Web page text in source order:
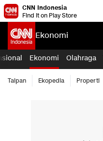
CNN Indonesia
Find it on Play Store
Ekonomi
Ekonomi Olahraga
Taipan Ekopedia Properti